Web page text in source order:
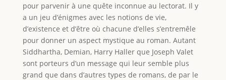
pour parvenir à une quête inconnue au lectorat. Il y
a un jeu d’énigmes avec les notions de vie,
d’existence et d’être où chacune d’elles s’entremêle
pour donner un aspect mystique au roman. Autant
Siddhartha, Demian, Harry Haller que Joseph Valet
sont porteurs d’un message qui leur semble plus
grand que dans d’autres types de romans, de par le